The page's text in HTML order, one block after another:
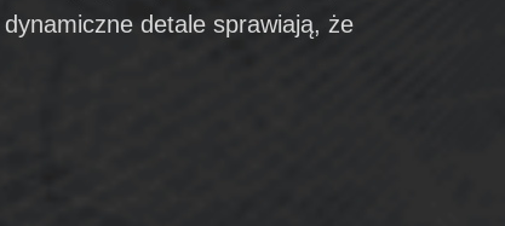
detale sprawiają, że